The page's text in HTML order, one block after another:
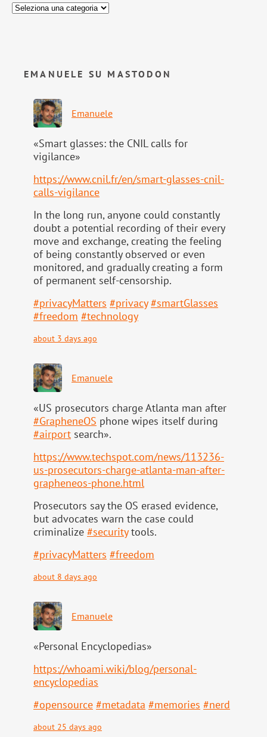
EMANUELE SU MASTODON
Emanuele
«Smart glasses: the CNIL calls for
vigilance»
https://www.cnil.fr/en/smart-glasses-cnil-
calls-vigilance
In the long run, anyone could constantly
doubt a potential recording of their every
move and exchange, creating the feeling
of being constantly observed or even
monitored, and gradually creating a form
of permanent self-censorship.
#privacyMatters #privacy #smartGlasses
#freedom #technology
about 3 days ago
Emanuele
«US prosecutors charge Atlanta man after
#GrapheneOS phone wipes itself during
#airport search».
https://www.techspot.com/news/113236-
us-prosecutors-charge-atlanta-man-after-
grapheneos-phone.html
Prosecutors say the OS erased evidence,
but advocates warn the case could
criminalize #securitytools.
#privacyMatters #freedom
about 8 days ago
Emanuele
«Personal Encyclopedias»
https://whoami.wiki/blog/personal-
encyclopedias
#opensource #metadata #memories #nerd
about 25 days ago